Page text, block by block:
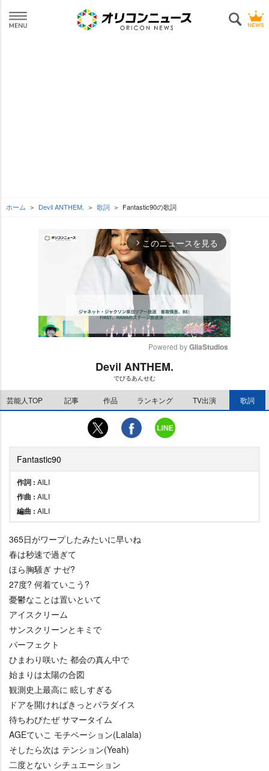
ホーム Devil ANTHEM. 歌詞 Fantastic90の歌詞
arrow_forward_ios このニュースを見る
Powered by GliaStudios
Devil ANTHEM.
でびるあんせむ
芸能人TOP 記事 作品 ランキング TV出演 歌詞
Fantastic90
作詞 : AILI
作曲 : AILI
編曲 : AILI
365日がワープしたみたいに早いね
春は秒速で過ぎて
ほら胸騒ぎ ナゼ?
27度? 何着ていこう?
憂鬱なことは置いといて
アイスクリーム
サンスクリーンとキミで
パーフェクト
ひまわり咲いた 都会の真ん中で
始まりは太陽の合図
観測史上最高に 眩しすぎる
ドアを開ければきっとパラダイス
待ちわびたぜ サマータイム
AGEていこ モチベーション(Lalala)
そしたら次は テンション(Yeah)
二度とない シチュエーション